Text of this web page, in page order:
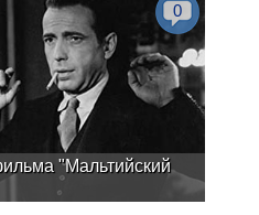
"Мальтийский
0